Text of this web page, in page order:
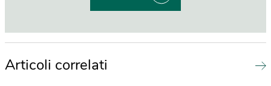
Articoli correlati